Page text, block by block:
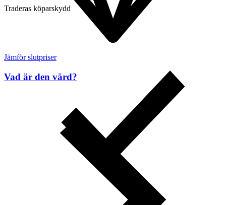
Traderas köparskydd
Jämför slutpriser
Vad är den värd?